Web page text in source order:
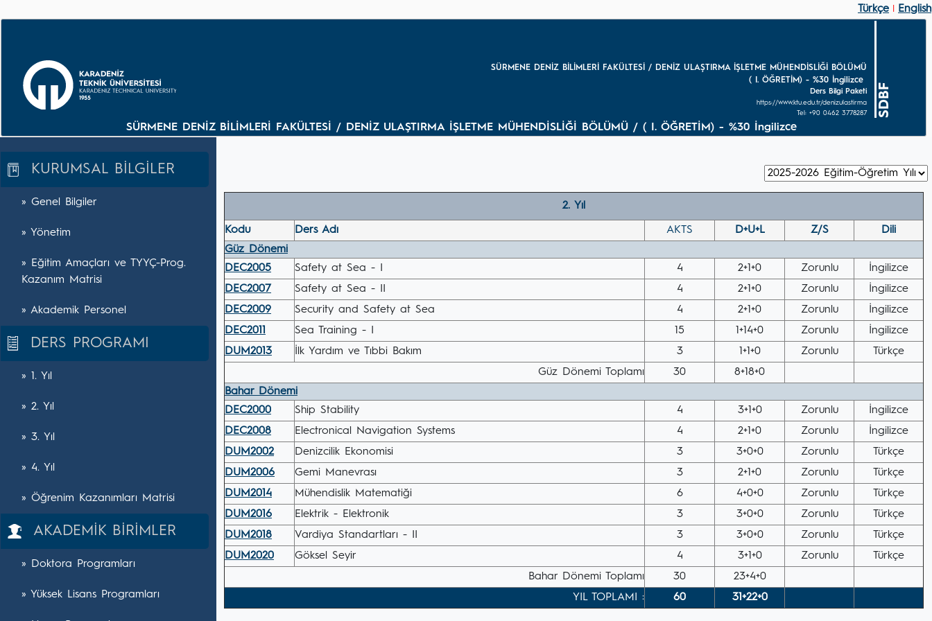
Türkçe English
SÜRMENE DENİZ BİLİMLERİ FAKÜLTESİ / DENİZ ULAŞTIRMA İŞLETME MÜHENDİSLİĞİ BÖLÜMÜ
( I. ÖĞRETİM) - %30 İngilizce
Ders Bilgi Paketi
https://www.ktu.edu.tr/denizulastirma
Tel: +90 0462 3778287
SDBF
SÜRMENE DENİZ BİLİMLERİ FAKÜLTESİ / DENİZ ULAŞTIRMA İŞLETME MÜHENDİSLİĞİ BÖLÜMÜ / ( I. ÖĞRETİM) - %30 İngilizce
KURUMSAL BİLGİLER
» Genel Bilgiler
» Yönetim
» Eğitim Amaçları ve TYYÇ-Prog.
Kazanım Matrisi
» Akademik Personel
DERS PROGRAMI
» 1. Yıl
» 2. Yıl
» 3. Yıl
» 4. Yıl
» Öğrenim Kazanımları Matrisi
AKADEMİK BİRİMLER
» Doktora Programları
» Yüksek Lisans Programları
2. Yıl
Kodu Ders Adı AKTS D+U+L Z/S
Dili
Güz Dönemi
DEC2005
Safety at Sea - I 4 2+1+0 Zorunlu
İngilizce
DEC2007
Safety at Sea - II 4 2+1+0 Zorunlu
İngilizce
DEC2009
Security and Safety at Sea 4 2+1+0 Zorunlu
İngilizce
DEC2011
Sea Training - I 15 1+14+0 Zorunlu
İngilizce
DUM2013
İlk Yardım ve Tıbbi Bakım 3 1+1+0 Zorunlu
Türkçe
Güz Dönemi Toplamı
30
8+18+0
Bahar Dönemi
DEC2000
Ship Stability 4 3+1+0 Zorunlu
İngilizce
DEC2008
Electronical Navigation Systems 4 2+1+0 Zorunlu
İngilizce
DUM2002
Denizcilik Ekonomisi 3 3+0+0 Zorunlu
Türkçe
DUM2006
Gemi Manevrası 3 2+1+0 Zorunlu
Türkçe
DUM2014
Mühendislik Matematiği 6 4+0+0 Zorunlu
Türkçe
DUM2016
Elektrik - Elektronik 3 3+0+0 Zorunlu
Türkçe
DUM2018
Vardiya Standartları - II 3 3+0+0 Zorunlu
Türkçe
DUM2020
Göksel Seyir 4 3+1+0 Zorunlu
Türkçe
Bahar Dönemi Toplamı
30
23+4+0
YIL TOPLAMI :
60 31+22+0